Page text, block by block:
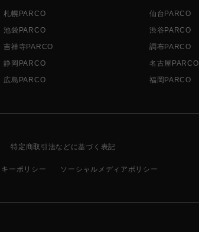
札幌PARCO 仙台PARCO
池袋PARCO
渋谷PARCO
吉祥寺PARCO
調布PARCO
静岡PARCO
名古屋PARCO
広島PARCO
福岡PARCO
特定商取引法などに基づく表記
キーポリシー ソーシャルメディアポリシー